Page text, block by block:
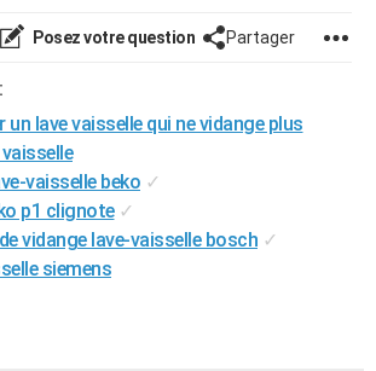
Posez votre question Partager
un lave vaisselle qui ne vidange plus
vaisselle beko ✓
p1 clignote ✓
vidange lave-vaisselle bosch ✓
siemens